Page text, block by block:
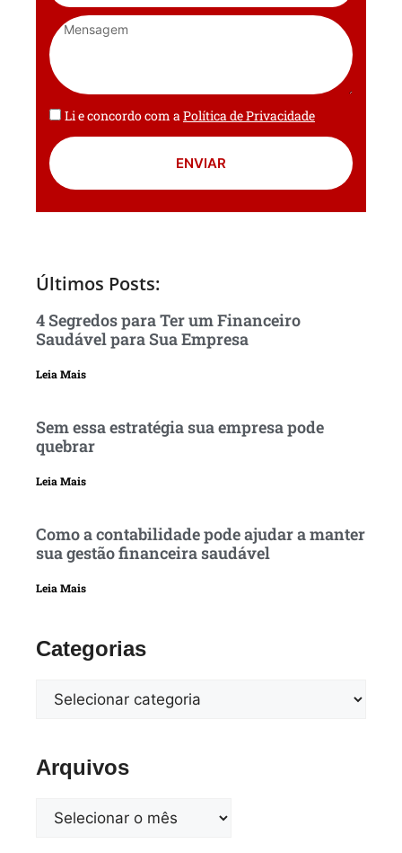
Li e concordo com aPolítica de Privacidade
ENVIAR
Últimos Posts:
4 Segredos para Ter um Financeiro
Saudável para Sua Empresa
Leia Mais
Sem essa estratégia sua empresa pode
quebrar
Leia Mais
Como a contabilidade pode ajudar a manter
sua gestão financeira saudável
Leia Mais
Categorias
Arquivos